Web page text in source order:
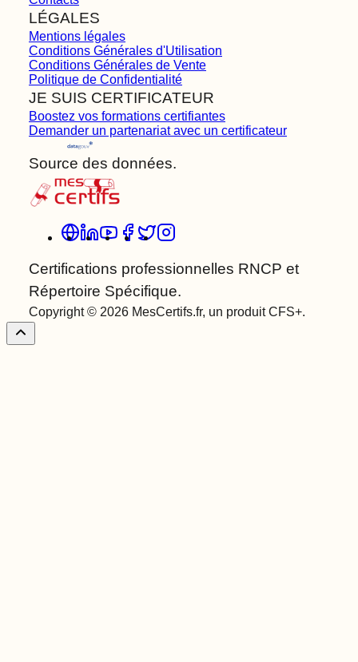
LÉGALES
Mentions légales
Conditions Générales d'Utilisation
Conditions Générales de Vente
Politique de Confidentialité
JE SUIS CERTIFICATEUR
Boostez vos formations certifiantes
Demander un partenariat avec un certificateur
Source des données.
Certifications professionnelles RNCP et
Répertoire Spécifique.
Copyright © 2026 MesCertifs.fr, un produit CFS+.